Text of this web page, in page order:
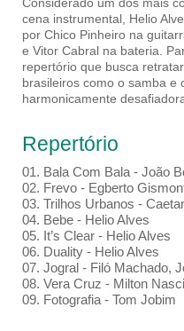
Considerado um dos mais
cena instrumental, Helio
por Chico Pinheiro na
e Vitor Cabral na bateria.
repertório que busca
brasileiros como o samba e
harmonicamente
Repertório
01. Bala Com Bala - João
02. Frevo - Egberto
03. Trilhos Urbanos -
04. Bebe - Helio Alves
05. It’s Clear - Helio Alves
06. Duality - Helio Alves
07. Jogral - Filó Machado,
08. Vera Cruz - Milton
09. Fotografia - Tom Jobim